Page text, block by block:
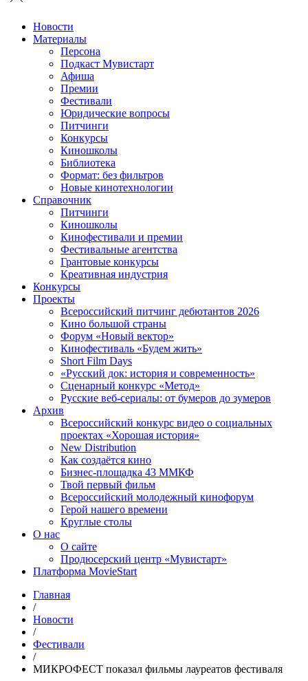
Новости
Материалы
Персона
Подкаст Мувистарт
Афиша
Премии
Фестивали
Юридические вопросы
Питчинги
Конкурсы
Киношколы
Библиотека
Формат: без фильтров
Новые кинотехнологии
Справочник
Питчинги
Киношколы
Кинофестивали и премии
Фестивальные агентства
Грантовые конкурсы
Креативная индустрия
Конкурсы
Проекты
Всероссийский питчинг дебютантов 2026
Кино большой страны
Форум «Новый вектор»
Кинофестиваль «Будем жить»
Short Film Days
«Русский док: история и современность»
Сценарный конкурс «Метод»
Русские веб-сериалы: от бумеров до зумеров
Архив
Всероссийский конкурс видео о социальных
проектах «Хорошая история»
New Distribution
Как создаётся кино
Бизнес-площадка 43 ММКФ
Твой первый фильм
Всероссийский молодежный кинофорум
Герой нашего времени
Круглые столы
О нас
О сайте
Продюсерский центр «Мувистарт»
Платформа MovieStart
Главная
/
Новости
/
Фестивали
/
МИКРОФЕСТ показал фильмы лауреатов фестиваля